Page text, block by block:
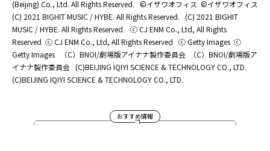
(Beijing) Co., Ltd. All Rights Reserved. ©イザワオフィス ©イザワオフィス
(C) 2021 BIGHIT MUSIC / HYBE. All Rights Reserved. (C) 2021 BIGHIT
MUSIC / HYBE. All Rights Reserved. ⓒ CJ ENM Co., Ltd, All Rights
Reserved ⓒ CJ ENM Co., Ltd, All Rights Reserved ⓒ Getty Images ⓒ
Getty Images
（C）BNOI/劇場版アイナナ製作委員会
（C）BNOI/劇場版ア
イナナ製作委員会 (C)BEIJING IQIYI SCIENCE & TECHNOLOGY CO., LTD.
(C)BEIJING IQIYI SCIENCE & TECHNOLOGY CO., LTD.
おすすめ情報